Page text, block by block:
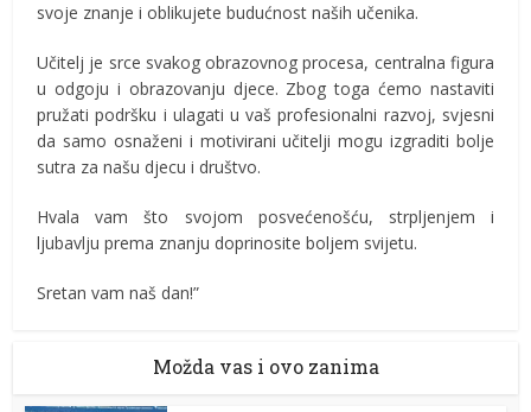
svoje znanje i oblikujete budućnost naših učenika.
Učitelj je srce svakog obrazovnog procesa, centralna figura
u odgoju i obrazovanju djece. Zbog toga ćemo nastaviti
pružati podršku i ulagati u vaš profesionalni razvoj, svjesni
da samo osnaženi i motivirani učitelji mogu izgraditi bolje
sutra za našu djecu i društvo.
Hvala vam što svojom posvećenošću, strpljenjem i
ljubavlju prema znanju doprinosite boljem svijetu.
Sretan vam naš dan!”
Možda vas i ovo zanima